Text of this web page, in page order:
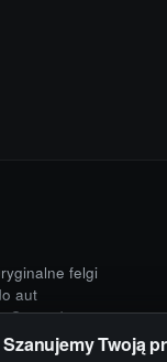
felgi
aut
Sprawdzony
Szanujemy Twoją